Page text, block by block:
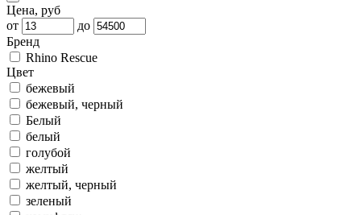
Цена, руб
от
до
Бренд
Rhino Rescue
Цвет
бежевый
бежевый, черный
Белый
белый
голубой
желтый
желтый, черный
зеленый